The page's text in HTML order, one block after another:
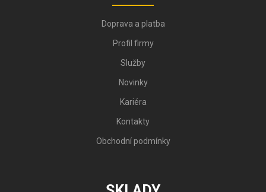
Doprava a platba
Profil firmy
Služby
Novinky
Kariéra
Kontakty
Obchodní podmínky